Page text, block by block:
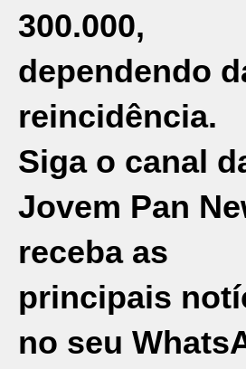
300.000,
dependendo
reincidência.
Siga o canal
Jovem Pan
receba as
principais
no seu